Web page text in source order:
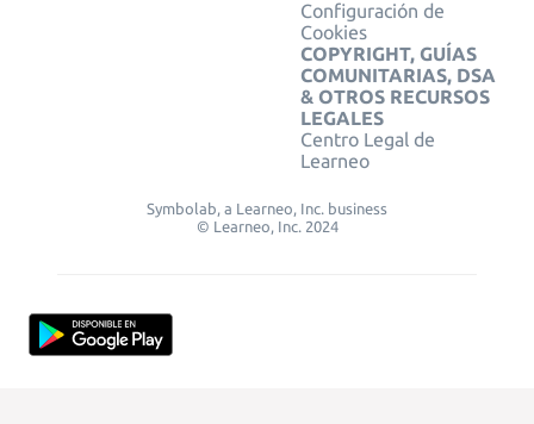
Configuración de
Cookies
COPYRIGHT, GUÍAS
COMUNITARIAS, DSA
& OTROS RECURSOS
LEGALES
Centro Legal de
Learneo
Symbolab, a Learneo, Inc. business
© Learneo, Inc. 2024